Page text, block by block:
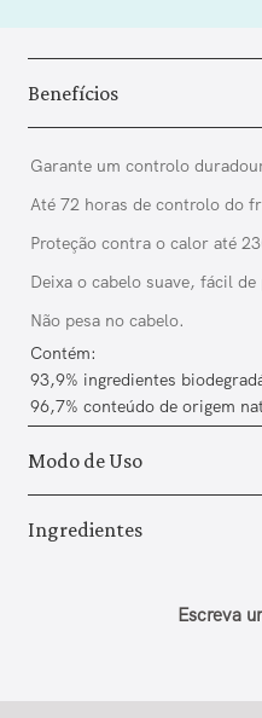
Benefícios
Garante um controlo
Até 72 horas de controlo do
Proteção contra o calor até
Deixa o cabelo suave, fácil
Não pesa no cabelo.
Contém:
93,9% ingredientes
96,7% conteúdo de origem
Modo de Uso
Ingredientes
Escreva